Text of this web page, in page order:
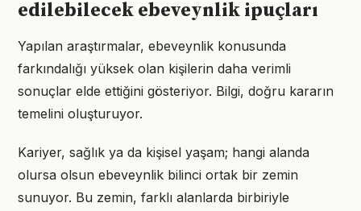
edilebilecek ebeveynlik ipuçları
Yapılan araştırmalar, ebeveynlik konusunda
farkındalığı yüksek olan kişilerin daha verimli
sonuçlar elde ettiğini gösteriyor. Bilgi, doğru kararın
temelini oluşturuyor.
Kariyer, sağlık ya da kişisel yaşam; hangi alanda
olursa olsun ebeveynlik bilinci ortak bir zemin
sunuyor. Bu zemin, farklı alanlarda birbiriyle